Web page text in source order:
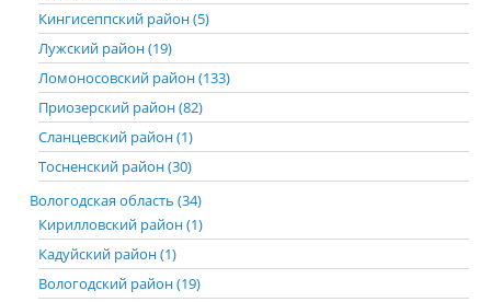
Кингисеппский район (5)
Лужский район (19)
Ломоносовский район (133)
Приозерский район (82)
Сланцевский район (1)
Тосненский район (30)
Вологодская область (34)
Кирилловский район (1)
Кадуйский район (1)
Вологодский район (19)